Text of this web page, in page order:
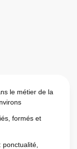
le métier de la
formés et